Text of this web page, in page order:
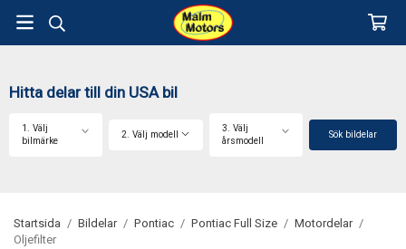
Hitta delar till din USA bil
1. Välj
bilmärke
2. Välj modell
3. Välj
årsmodell
Sök bildelar
Startsida / Bildelar / Pontiac / Pontiac Full Size / Motordelar /
Oljefilter